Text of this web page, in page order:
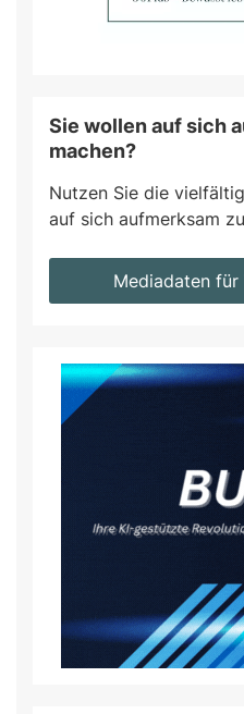
Sie wollen auf sich
machen?
Nutzen Sie die
auf sich aufmerksam
Mediadaten